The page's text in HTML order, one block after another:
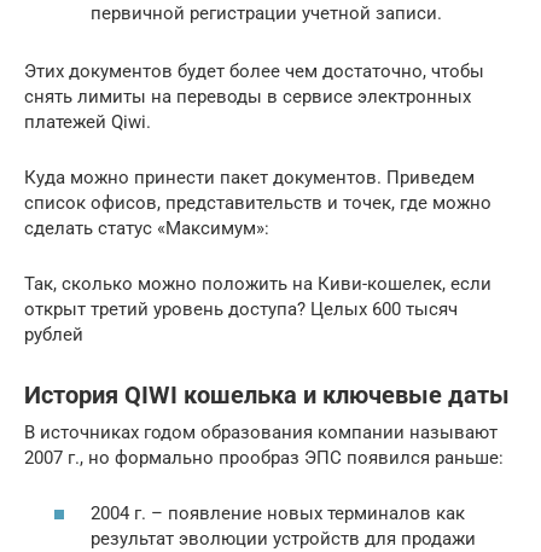
первичной регистрации учетной записи.
Этих документов будет более чем достаточно, чтобы
снять лимиты на переводы в сервисе электронных
платежей Qiwi.
Куда можно принести пакет документов. Приведем
список офисов, представительств и точек, где можно
сделать статус «Максимум»:
Так, сколько можно положить на Киви-кошелек, если
открыт третий уровень доступа? Целых 600 тысяч
рублей
История QIWI кошелька и ключевые даты
В источниках годом образования компании называют
2007 г., но формально прообраз ЭПС появился раньше:
2004 г. – появление новых терминалов как
результат эволюции устройств для продажи